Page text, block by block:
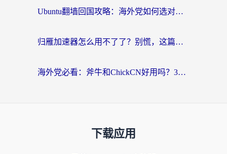
Ubuntu翻墙回国攻略：海外党如何选对加速器，无缝刷国内剧玩游戏？
归雁加速器怎么用不了了？别慌，这篇指南教你如何丝滑“回家”
海外党必看：斧牛和ChickCN好用吗？3款热门加速器实测+番茄加速器深度体验
下载应用